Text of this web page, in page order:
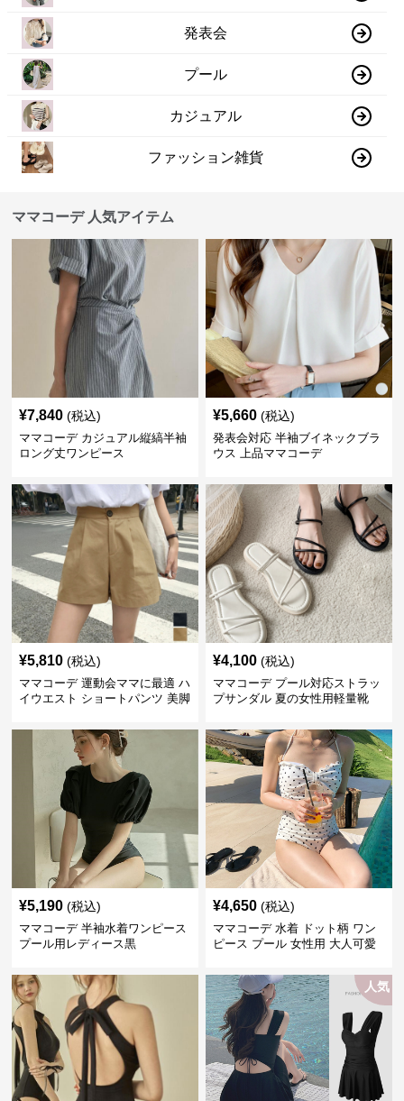
発表会
プール
カジュアル
ファッション雑貨
ママコーデ 人気アイテム
¥7,840 (税込)
ママコーデ カジュアル縦縞半袖
ロング丈ワンピース
¥5,660 (税込)
発表会対応 半袖ブイネックブラ
ウス 上品ママコーデ
¥5,810 (税込)
ママコーデ 運動会ママに最適 ハ
イウエスト ショートパンツ 美脚
¥4,100 (税込)
ママコーデ プール対応ストラッ
プサンダル 夏の女性用軽量靴
¥5,190 (税込)
ママコーデ 半袖水着ワンピース
プール用レディース黒
¥4,650 (税込)
ママコーデ 水着 ドット柄 ワン
ピース プール 女性用 大人可愛
人気